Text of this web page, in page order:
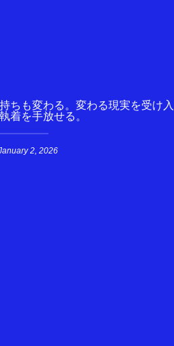
ちも変わる。変わる現実を受け入
着を手放せる。
2, 2026